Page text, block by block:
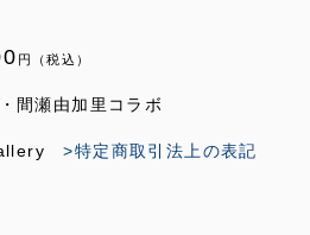
円（税込）
間瀬由加里コラボ
>特定商取引法上の表記